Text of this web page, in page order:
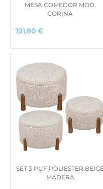
MESA COMEDOR MOD.
CORINA
191,80 €
SET 3 PUF POLIESTER
MADERA